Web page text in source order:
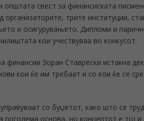
свест за финансиската
трите институции,
и осигурувањето. Дипломи и
кои учествуваа во конкусот.
финансии Зоран Ставрески истакна
кои ќе им требаат и со кои ќе се
со буџетот, како што се
поголема основа, но концептот е тој